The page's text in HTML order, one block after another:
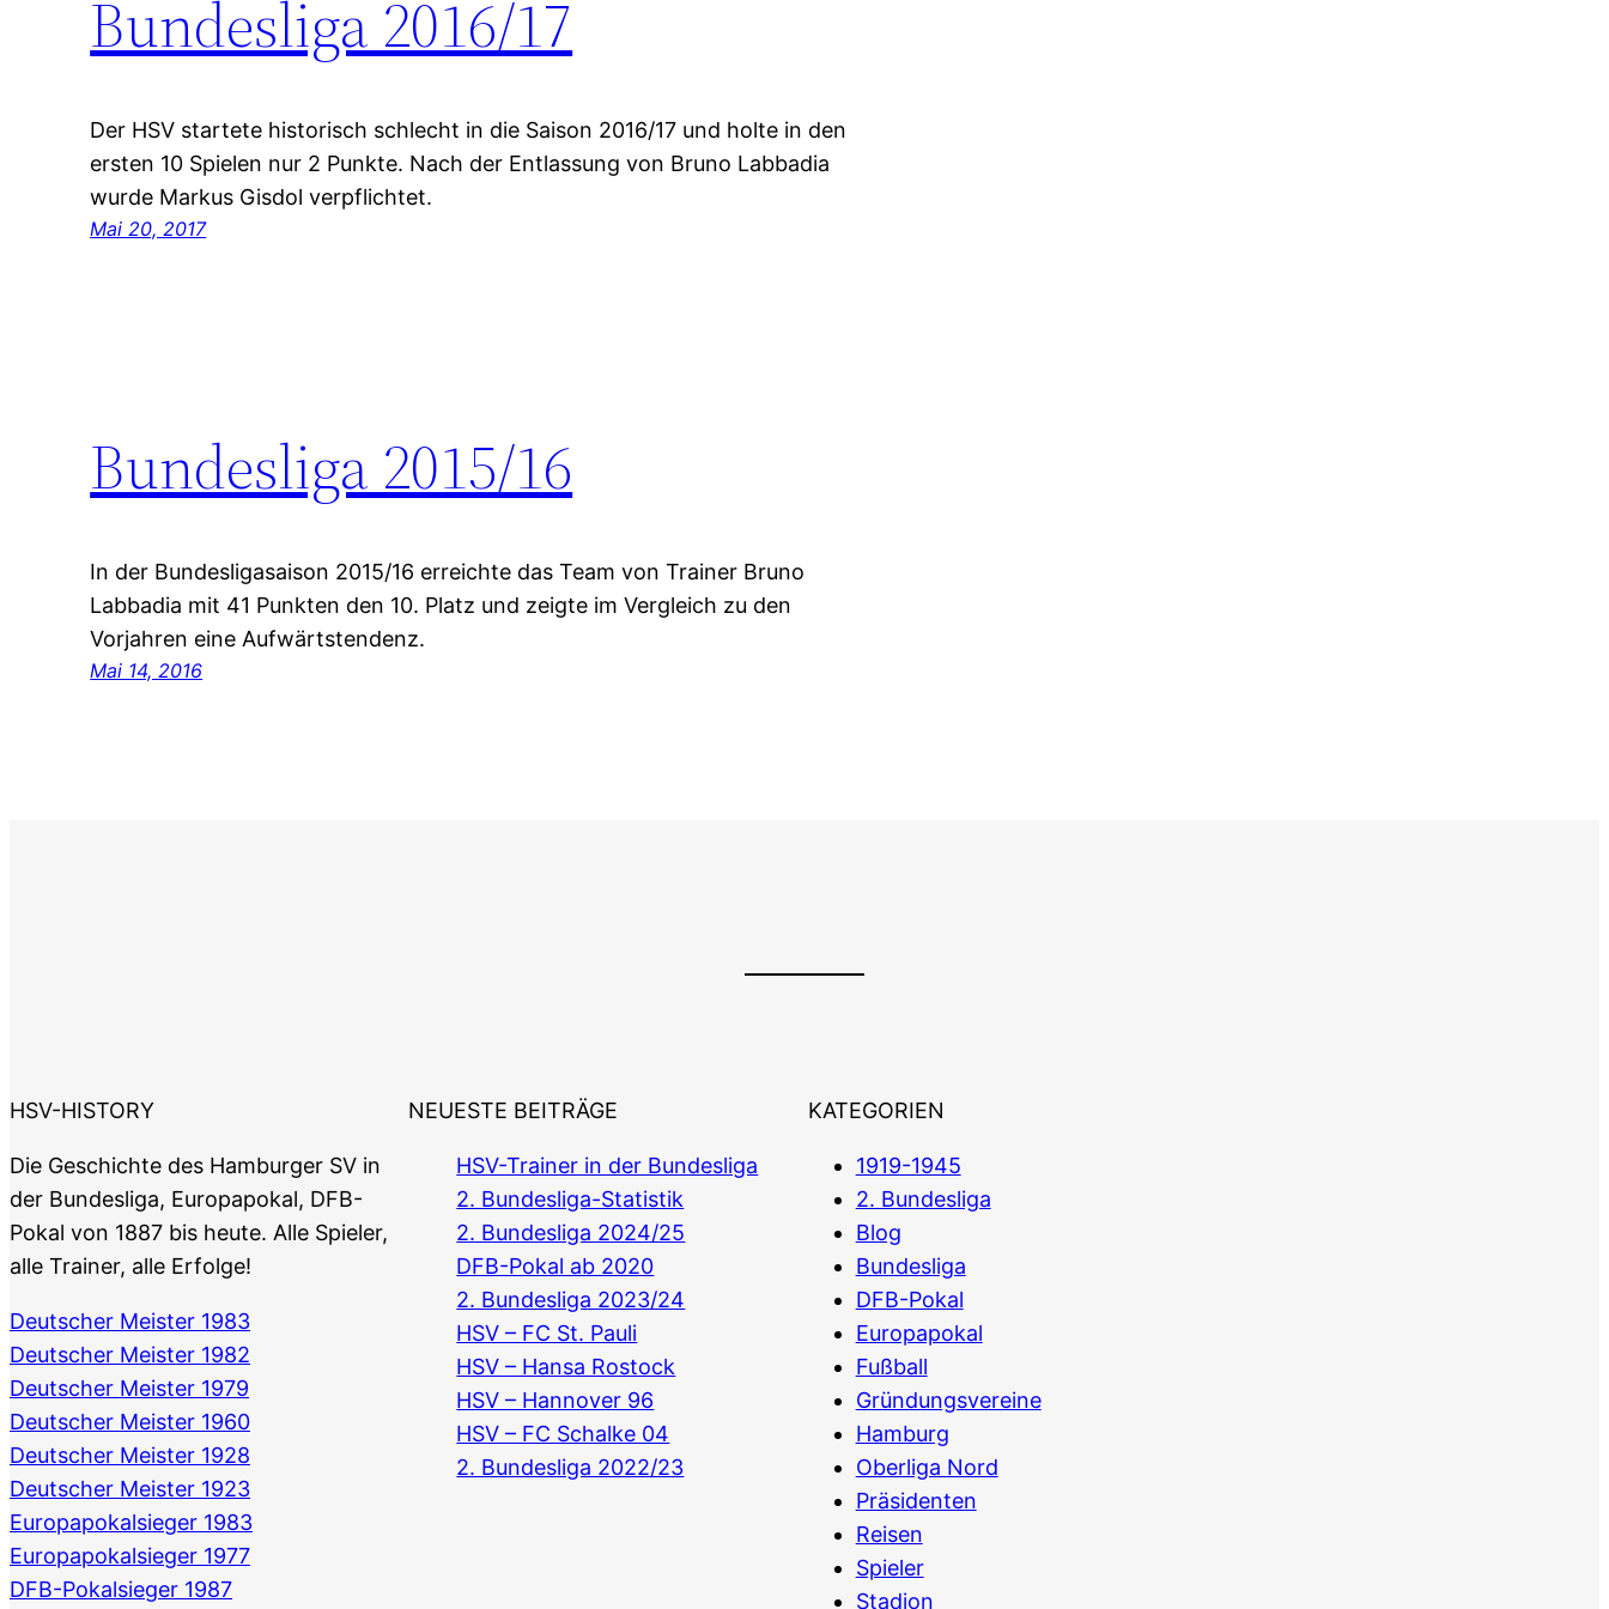
Bundesliga 2016/17
Der HSV startete historisch schlecht in die Saison 2016/17 und holte in den
ersten 10 Spielen nur 2 Punkte. Nach der Entlassung von Bruno Labbadia
wurde Markus Gisdol verpflichtet.
Mai 20, 2017
Bundesliga 2015/16
In der Bundesligasaison 2015/16 erreichte das Team von Trainer Bruno
Labbadia mit 41 Punkten den 10. Platz und zeigte im Vergleich zu den
Vorjahren eine Aufwärtstendenz.
Mai 14, 2016
HSV-HISTORY
Die Geschichte des Hamburger SV in
der Bundesliga, Europapokal, DFB-
Pokal von 1887 bis heute. Alle Spieler,
alle Trainer, alle Erfolge!
Deutscher Meister 1983
Deutscher Meister 1982
Deutscher Meister 1979
Deutscher Meister 1960
Deutscher Meister 1928
Deutscher Meister 1923
Europapokalsieger 1983
Europapokalsieger 1977
DFB-Pokalsieger 1987
NEUESTE BEITRÄGE
HSV-Trainer in der Bundesliga
2. Bundesliga-Statistik
2. Bundesliga 2024/25
DFB-Pokal ab 2020
2. Bundesliga 2023/24
HSV – FC St. Pauli
HSV – Hansa Rostock
HSV – Hannover 96
HSV – FC Schalke 04
2. Bundesliga 2022/23
KATEGORIEN
1919-1945
2. Bundesliga
Blog
Bundesliga
DFB-Pokal
Europapokal
Fußball
Gründungsvereine
Hamburg
Oberliga Nord
Präsidenten
Reisen
Spieler
Stadion